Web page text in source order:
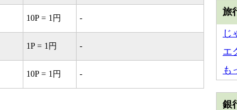
10P = 1円 -
1P = 1円 -
10P = 1円 -
旅
じ
エ
も
銀